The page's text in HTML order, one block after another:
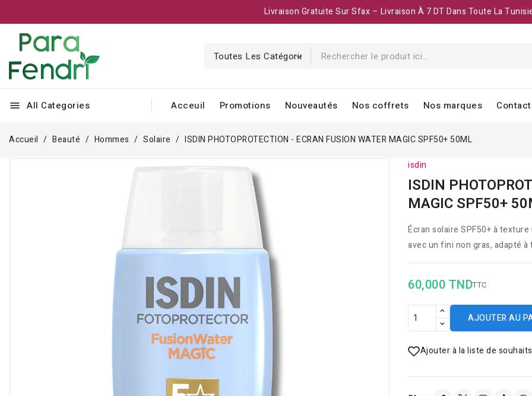
Livraison Gratuite Sur Sfax – Livraison À 7 DT Dans Toute La
menu All Categories Acceuil Promotions Nouveautés Nos coffrets Nos marques
Accueil Beauté Hommes Solaire ISDIN PHOTOPROTECTION - ECRAN FUSION WATER MAGIC SPF50+ 50ML
isdin
ISDIN
MAGIC SPF50+
Écran solaire SPF50+ à
avec un fini non gras, adapté
60,000 TNDTTC
AJOUTER AU
Ajouter à la liste de souhaits